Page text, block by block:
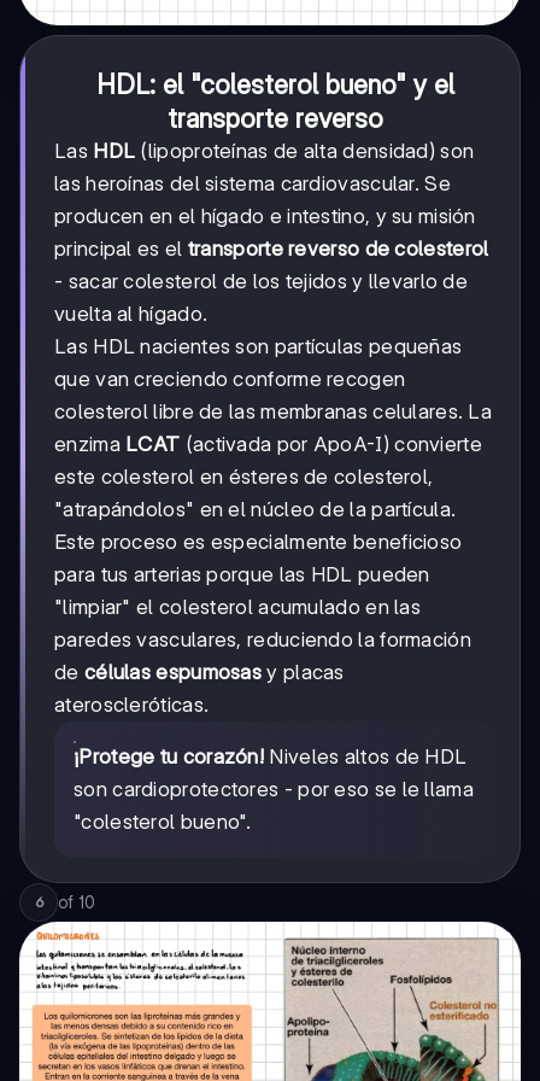
HDL: el "colesterol bueno" y el
transporte reverso
Las HDL (lipoproteínas de alta densidad) son
las heroínas del sistema cardiovascular. Se
producen en el hígado e intestino, y su misión
principal es el transporte reverso de colesterol
- sacar colesterol de los tejidos y llevarlo de
vuelta al hígado.
Las HDL nacientes son partículas pequeñas
que van creciendo conforme recogen
colesterol libre de las membranas celulares. La
enzima LCAT (activada por ApoA-I) convierte
este colesterol en ésteres de colesterol,
"atrapándolos" en el núcleo de la partícula.
Este proceso es especialmente beneficioso
para tus arterias porque las HDL pueden
"limpiar" el colesterol acumulado en las
paredes vasculares, reduciendo la formación
de células espumosas y placas
ateroscleróticas.
¡Protege tu corazón! Niveles altos de HDL
son cardioprotectores - por eso se le llama
"colesterol bueno".
6 of 10